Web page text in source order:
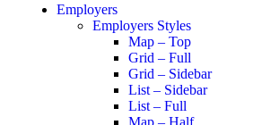
Employers
Employers Styles
Map – Top
Grid – Full
Grid – Sidebar
List – Sidebar
List – Full
Map – Half